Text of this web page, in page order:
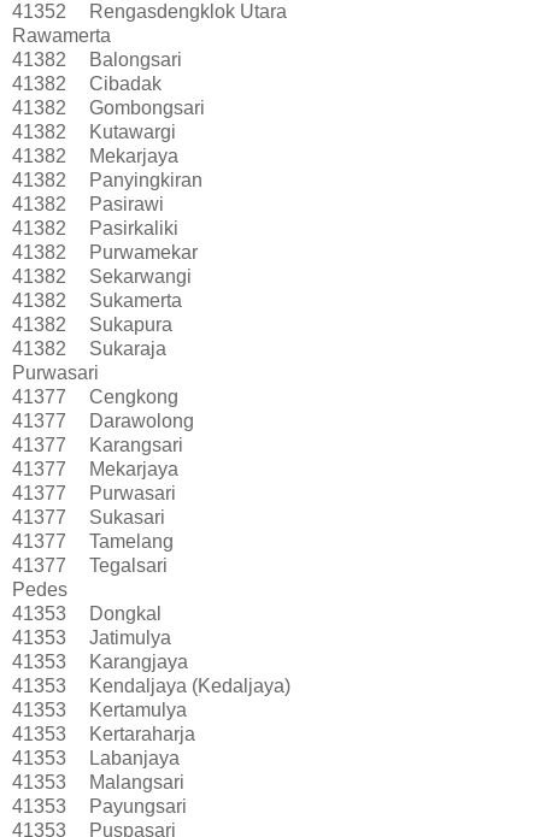
41352
Rengasdengklok Utara
Rawamerta
41382
Balongsari
41382
Cibadak
41382
Gombongsari
41382
Kutawargi
41382
Mekarjaya
41382
Panyingkiran
41382
Pasirawi
41382
Pasirkaliki
41382
Purwamekar
41382
Sekarwangi
41382
Sukamerta
41382
Sukapura
41382
Sukaraja
Purwasari
41377
Cengkong
41377
Darawolong
41377
Karangsari
41377
Mekarjaya
41377
Purwasari
41377
Sukasari
41377
Tamelang
41377
Tegalsari
Pedes
41353
Dongkal
41353
Jatimulya
41353
Karangjaya
41353
Kendaljaya (Kedaljaya)
41353
Kertamulya
41353
Kertaraharja
41353
Labanjaya
41353
Malangsari
41353
Payungsari
41353
Puspasari